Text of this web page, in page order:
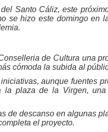
Santo Cáliz, este
se hizo este domingo
de Cultura una
cómoda la subida al
aunque fuentes
plaza de la Virgen,
de descanso en algunas
el proyecto.